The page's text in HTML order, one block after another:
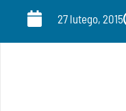
27 lutego, 2015